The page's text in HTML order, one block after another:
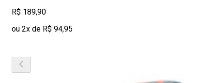
R$ 189,90
ou 2x de R$ 94,95